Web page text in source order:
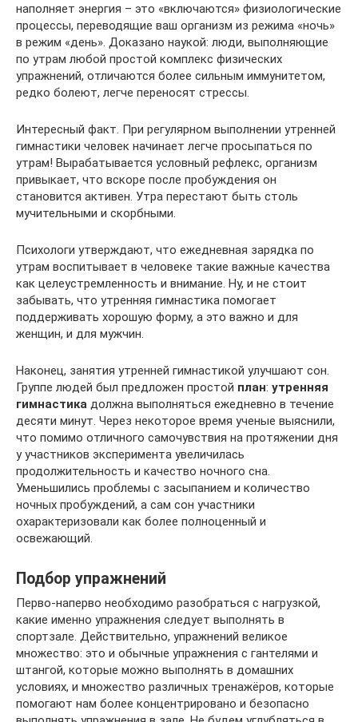
наполняет энергия – это «включаются» физиологические
процессы, переводящие ваш организм из режима «ночь»
в режим «день». Доказано наукой: люди, выполняющие
по утрам любой простой комплекс физических
упражнений, отличаются более сильным иммунитетом,
редко болеют, легче переносят стрессы.
Интересный факт. При регулярном выполнении утренней
гимнастики человек начинает легче просыпаться по
утрам! Вырабатывается условный рефлекс, организм
привыкает, что вскоре после пробуждения он
становится активен. Утра перестают быть столь
мучительными и скорбными.
Психологи утверждают, что ежедневная зарядка по
утрам воспитывает в человеке такие важные качества
как целеустремленность и внимание. Ну, и не стоит
забывать, что утренняя гимнастика помогает
поддерживать хорошую форму, а это важно и для
женщин, и для мужчин.
Наконец, занятия утренней гимнастикой улучшают сон.
Группе людей был предложен простой план: утренняя
гимнастика должна выполняться ежедневно в течение
десяти минут. Через некоторое время ученые выяснили,
что помимо отличного самочувствия на протяжении дня
у участников эксперимента увеличилась
продолжительность и качество ночного сна.
Уменьшились проблемы с засыпанием и количество
ночных пробуждений, а сам сон участники
охарактеризовали как более полноценный и
освежающий.
Подбор упражнений
Перво-наперво необходимо разобраться с нагрузкой,
какие именно упражнения следует выполнять в
спортзале. Действительно, упражнений великое
множество: это и обычные упражнения с гантелями и
штангой, которые можно выполнять в домашних
условиях, и множество различных тренажёров, которые
помогают нам более концентрировано и безопасно